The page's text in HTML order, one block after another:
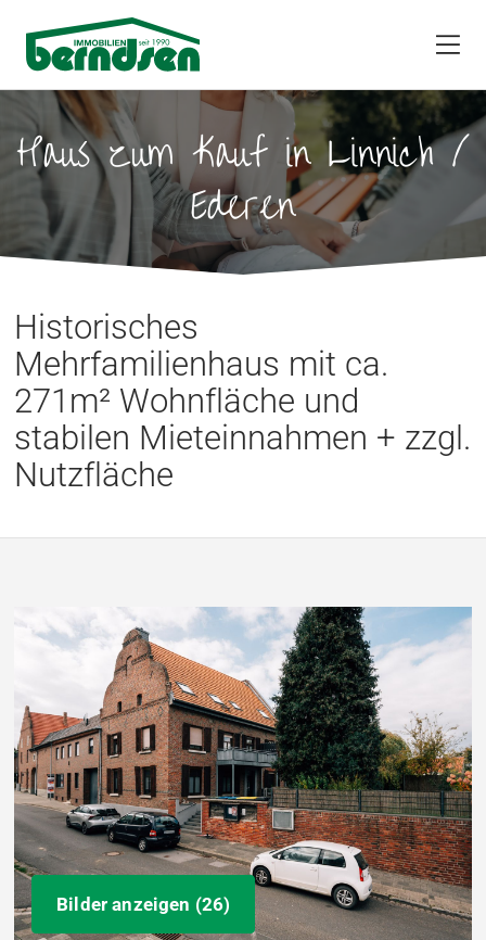
Haus zum Kauf in Linnich /
Ederen
Historisches
Mehrfamilienhaus mit ca.
271m² Wohnfläche und
stabilen Mieteinnahmen + zzgl.
Nutzfläche
Bilder anzeigen (26)